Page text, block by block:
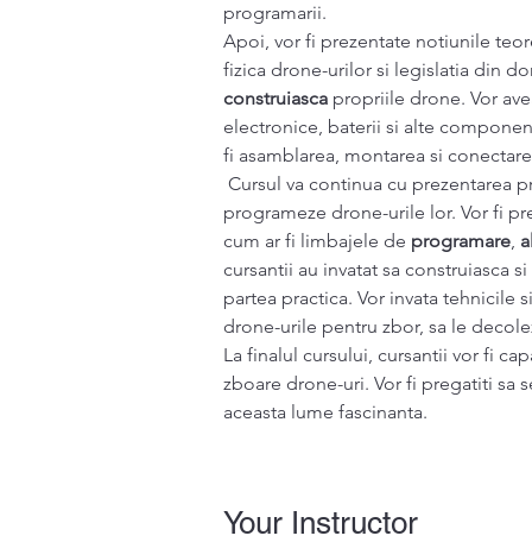
programarii.
Apoi, vor fi prezentate notiunile
fizica drone-urilor si legislatia din
construiasca propriile drone. Vor
electronice, baterii si alte
fi asamblarea, montarea si
programeze drone-urile lor. Vor fi
cum ar fi limbajele de programare,
cursantii au invatat sa construiasca
partea practica. Vor invata tehnicile
drone-urile pentru zbor, sa le
La finalul cursului, cursantii vor fi
zboare drone-uri. Vor fi pregatiti sa
aceasta lume fascinanta.
Your Instructor